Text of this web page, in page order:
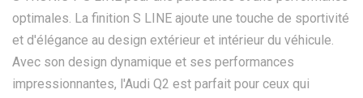
optimales. La finition S LINE ajoute une touche de sportivité
et d'élégance au design extérieur et intérieur du véhicule.
Avec son design dynamique et ses performances
impressionnantes, l'Audi Q2 est parfait pour ceux qui